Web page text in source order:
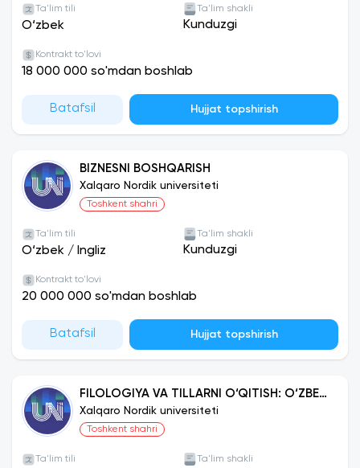
Ta'lim tili
O‘zbek
Ta'lim shakli
Kunduzgi
Kontrakt to'lovi
18 000 000 so'mdan boshlab
Batafsil Hujjat topshirish
BIZNESNI BOSHQARISH
Xalqaro Nordik universiteti
Toshkent shahri
Ta'lim tili
O‘zbek / Ingliz
Ta'lim shakli
Kunduzgi
Kontrakt to'lovi
20 000 000 so'mdan boshlab
Batafsil Hujjat topshirish
FILOLOGIYA VA TILLARNI O‘QITISH: O‘ZBEK
TILI
Xalqaro Nordik universiteti
Toshkent shahri
Ta'lim tili Ta'lim shakli